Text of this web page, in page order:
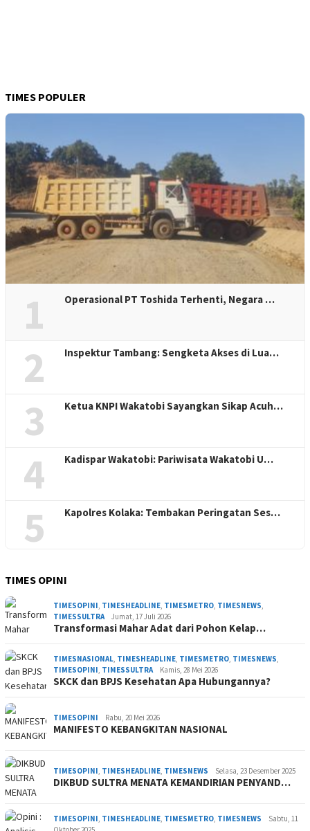
TIMES POPULER
1 Operasional PT Toshida Terhenti, Negara …
2 Inspektur Tambang: Sengketa Akses di Lua…
3 Ketua KNPI Wakatobi Sayangkan Sikap Acuh…
4 Kadispar Wakatobi: Pariwisata Wakatobi U…
5 Kapolres Kolaka: Tembakan Peringatan Ses…
TIMES OPINI
TIMESOPINI, TIMESHEADLINE, TIMESMETRO, TIMESNEWS,
TIMESSULTRA
Jumat, 17 Juli 2026
Transformasi Mahar Adat dari Pohon Kelap…
TIMESNASIONAL, TIMESHEADLINE, TIMESMETRO, TIMESNEWS,
TIMESOPINI, TIMESSULTRA Kamis, 28 Mei 2026
SKCK dan BPJS Kesehatan Apa Hubungannya?
TIMESOPINI Rabu, 20 Mei 2026
MANIFESTO KEBANGKITAN NASIONAL
TIMESOPINI, TIMESHEADLINE, TIMESNEWS Selasa, 23 Desember 2025
DIKBUD SULTRA MENATA KEMANDIRIAN PENYAND…
TIMESOPINI, TIMESHEADLINE, TIMESMETRO, TIMESNEWS
Sabtu, 11